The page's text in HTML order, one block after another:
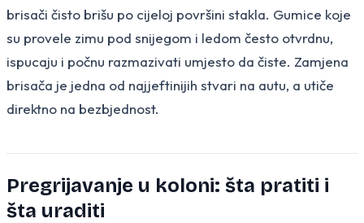
brisači čisto brišu po cijeloj površini stakla. Gumice koje
su provele zimu pod snijegom i ledom često otvrdnu,
ispucaju i počnu razmazivati umjesto da čiste. Zamjena
brisača je jedna od najjeftinijih stvari na autu, a utiče
direktno na bezbjednost.
Pregrijavanje u koloni: šta pratiti i
šta uraditi